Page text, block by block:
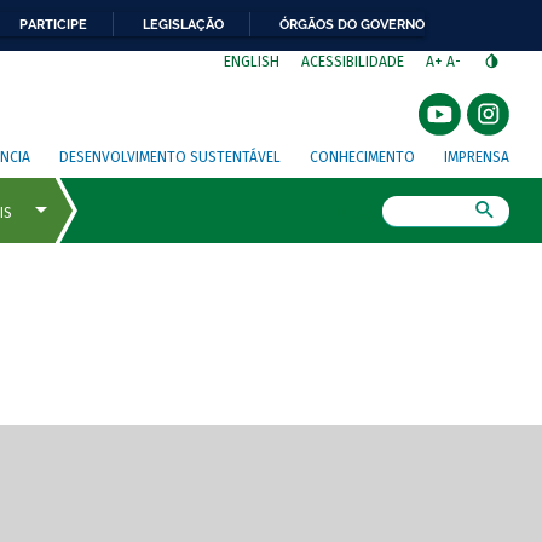
PARTICIPE LEGISLAÇÃO ÓRGÃOS DO GOVERNO
ENGLISH ACESSIBILIDADE A+ A-
DESENVOLVIMENTO SUSTENTÁVEL CONHECIMENTO IMPRENSA
de tela